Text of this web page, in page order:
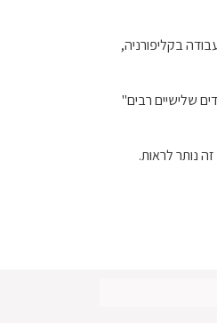
של חוקי העבודה בקליפורניה,
שלישיים רבים"